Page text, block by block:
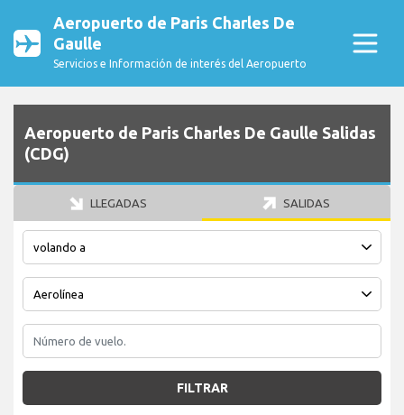
Aeropuerto de Paris Charles De
Gaulle
Servicios e Información de interés del Aeropuerto
Aeropuerto de Paris Charles De Gaulle Salidas
(CDG)
LLEGADAS SALIDAS
FILTRAR